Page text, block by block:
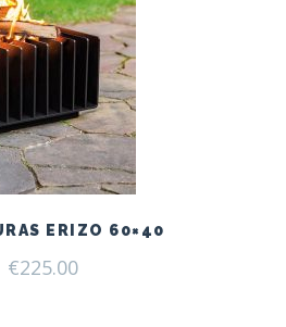
ERIZO 60×40
€225.00